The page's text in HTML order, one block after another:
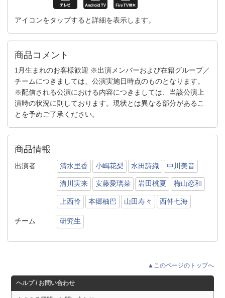
アイコンをタップすると詳細を表示します。
商品コメント
1月生まれのお客様歓迎 ※出演メンバーおよび在籍グループ／
チームにつきましては、公演実施日時点のものとなります。
※配信される公演における内容につきましては、当該公演上
演時の状況に則しております。現状とは異なる部分があるこ
とを予めご了承ください。
商品情報
出演者 清水里香 小嶋花梨 水田詩織 中川美音
溝川実来 安藤愛璃菜 岩田桃夏 梅山恋和
上西怜 本郷柚巴 山田寿々 西仲七海
チーム 研究生
▲このページのトップへ
ヘルプ / お問い合わせ